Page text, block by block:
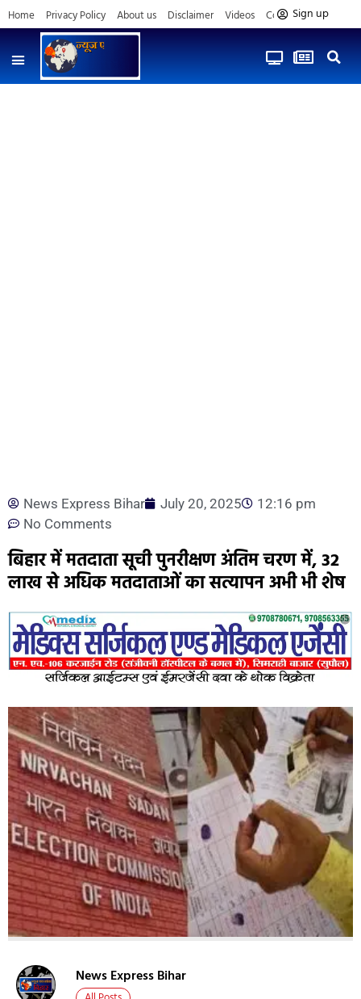
Home Privacy Policy About us Disclaimer Videos Contact us
Sign up
News Express Bihar July 20, 2025
12:16 pm
No Comments
बिहार में मतदाता सूची पुनरीक्षण अंतिम चरण में, 32
लाख से अधिक मतदाताओं का सत्यापन अभी भी शेष
News Express Bihar